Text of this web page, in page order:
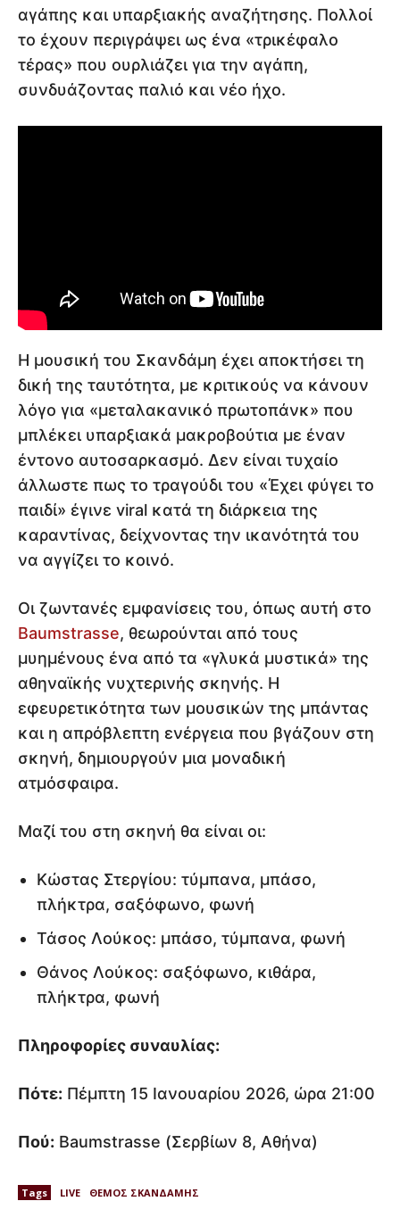
αγάπης και υπαρξιακής αναζήτησης. Πολλοί
το έχουν περιγράψει ως ένα «τρικέφαλο
τέρας» που ουρλιάζει για την αγάπη,
συνδυάζοντας παλιό και νέο ήχο.
Η μουσική του Σκανδάμη έχει αποκτήσει τη
δική της ταυτότητα, με κριτικούς να κάνουν
λόγο για «μεταλακανικό πρωτοπάνκ» που
μπλέκει υπαρξιακά μακροβούτια με έναν
έντονο αυτοσαρκασμό. Δεν είναι τυχαίο
άλλωστε πως το τραγούδι του «Έχει φύγει το
παιδί» έγινε viral κατά τη διάρκεια της
καραντίνας, δείχνοντας την ικανότητά του
να αγγίζει το κοινό.
Οι ζωντανές εμφανίσεις του, όπως αυτή στο
Baumstrasse, θεωρούνται από τους
μυημένους ένα από τα «γλυκά μυστικά» της
αθηναϊκής νυχτερινής σκηνής. Η
εφευρετικότητα των μουσικών της μπάντας
και η απρόβλεπτη ενέργεια που βγάζουν στη
σκηνή, δημιουργούν μια μοναδική
ατμόσφαιρα.
Μαζί του στη σκηνή θα είναι οι:
Κώστας Στεργίου: τύμπανα, μπάσο,
πλήκτρα, σαξόφωνο, φωνή
Τάσος Λούκος: μπάσο, τύμπανα, φωνή
Θάνος Λούκος: σαξόφωνο, κιθάρα,
πλήκτρα, φωνή
Πληροφορίες συναυλίας:
Πότε: Πέμπτη 15 Ιανουαρίου 2026, ώρα 21:00
Πού: Baumstrasse (Σερβίων 8, Αθήνα)
Tags LIVE ΘΕΜΟΣ ΣΚΑΝΔΑΜΗΣ